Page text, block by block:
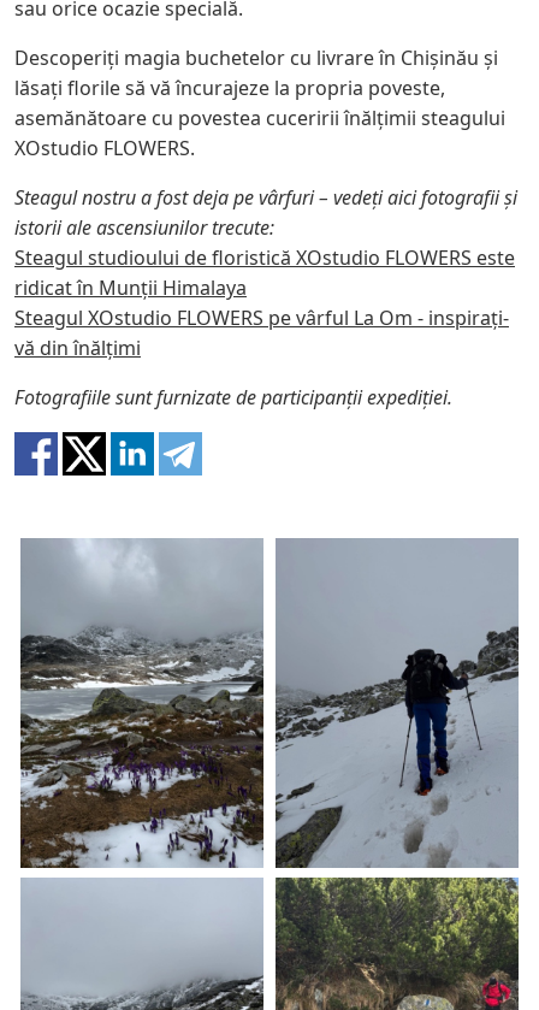
sau orice ocazie specială.
Descoperiți magia buchetelor cu livrare în Chișinău și
lăsați florile să vă încurajeze la propria poveste,
asemănătoare cu povestea cuceririi înălțimii steagului
XOstudio FLOWERS.
Steagul nostru a fost deja pe vârfuri – vedeți aici fotografii și
istorii ale ascensiunilor trecute:
Steagul studioului de floristică XOstudio FLOWERS este
ridicat în Munții Himalaya
Steagul XOstudio FLOWERS pe vârful La Om - inspirați-
vă din înălțimi
Fotografiile sunt furnizate de participanții expediției.